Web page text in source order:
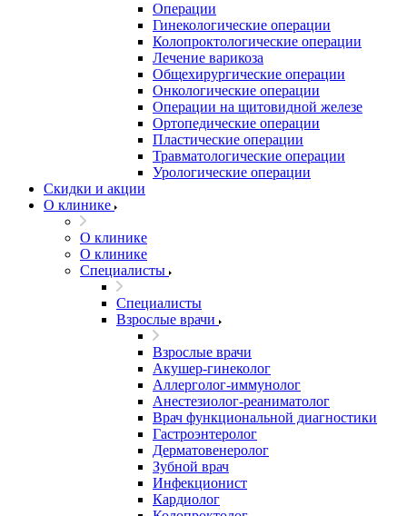
Операции
Гинекологические операции
Колопроктологические операции
Лечение варикоза
Общехирургические операции
Онкологические операции
Операции на щитовидной железе
Ортопедические операции
Пластические операции
Травматологические операции
Урологические операции
Скидки и акции
О клинике
О клинике
О клинике
Специалисты
Специалисты
Взрослые врачи
Взрослые врачи
Акушер-гинеколог
Аллерголог-иммунолог
Анестезиолог-реаниматолог
Врач функциональной диагностики
Гастроэнтеролог
Дерматовенеролог
Зубной врач
Инфекционист
Кардиолог